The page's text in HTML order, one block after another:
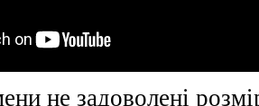
не задоволені